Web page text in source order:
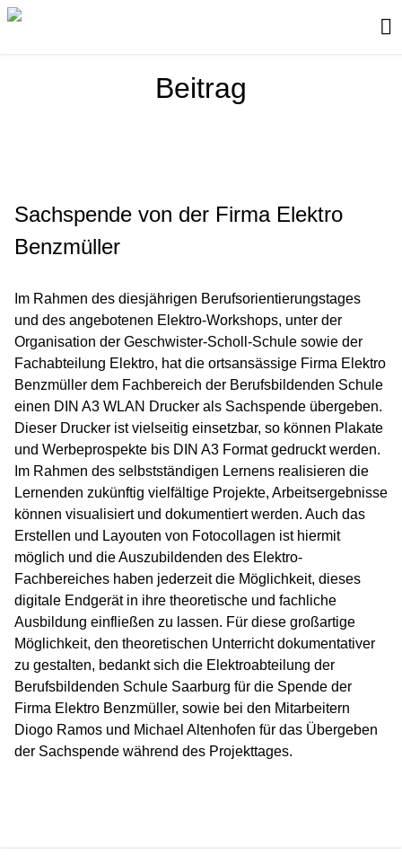
Beitrag
Sachspende von der Firma Elektro
Benzmüller
Im Rahmen des diesjährigen Berufsorientierungstages
und des angebotenen Elektro-Workshops, unter der
Organisation der Geschwister-Scholl-Schule sowie der
Fachabteilung Elektro, hat die ortsansässige Firma Elektro
Benzmüller dem Fachbereich der Berufsbildenden Schule
einen DIN A3 WLAN Drucker als Sachspende übergeben.
Dieser Drucker ist vielseitig einsetzbar, so können Plakate
und Werbeprospekte bis DIN A3 Format gedruckt werden.
Im Rahmen des selbstständigen Lernens realisieren die
Lernenden zukünftig vielfältige Projekte, Arbeitsergebnisse
können visualisiert und dokumentiert werden. Auch das
Erstellen und Layouten von Fotocollagen ist hiermit
möglich und die Auszubildenden des Elektro-
Fachbereiches haben jederzeit die Möglichkeit, dieses
digitale Endgerät in ihre theoretische und fachliche
Ausbildung einfließen zu lassen. Für diese großartige
Möglichkeit, den theoretischen Unterricht dokumentativer
zu gestalten, bedankt sich die Elektroabteilung der
Berufsbildenden Schule Saarburg für die Spende der
Firma Elektro Benzmüller, sowie bei den Mitarbeitern
Diogo Ramos und Michael Altenhofen für das Übergeben
der Sachspende während des Projekttages.